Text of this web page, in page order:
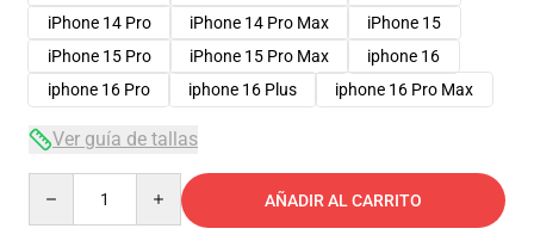
iPhone 14 Pro
iPhone 14 Pro Max
iPhone 15
iPhone 15 Pro
iPhone 15 Pro Max
iphone 16
iphone 16 Pro
iphone 16 Plus iphone 16 Pro Max
Ver guía de tallas
AÑADIR AL CARRITO